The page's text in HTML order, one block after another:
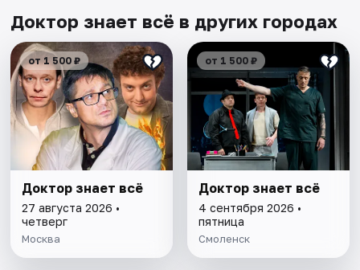
Доктор знает всё в других городах
от 1 500 ₽
Доктор знает всё
27 августа 2026 •
четверг
Москва
от 1 500 ₽
Доктор знает всё
4 сентября 2026 •
пятница
Смоленск